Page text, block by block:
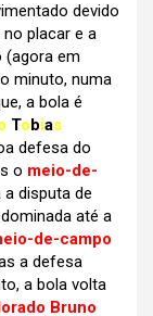
devido
placar e a
(agora em
minuto, numa
a bola é
Tobias
defesa do
o meio-de-
a disputa de
até a
de-campo
a defesa
a bola volta
Bruno